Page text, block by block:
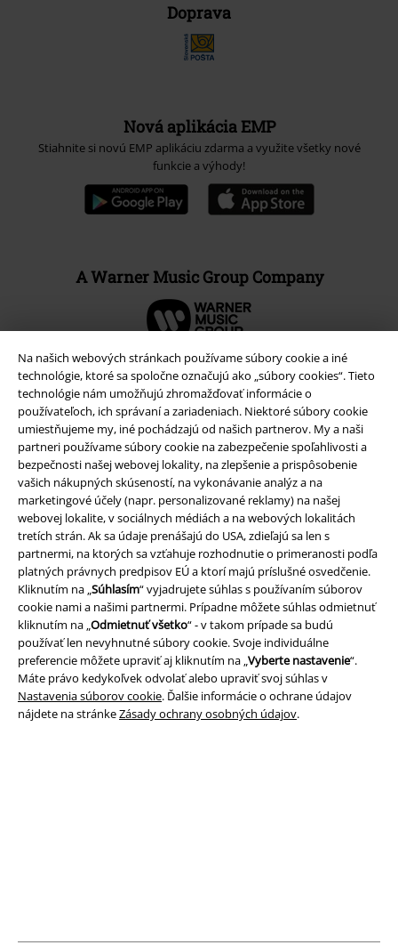
Na našich webových stránkach používame súbory cookie a iné
technológie, ktoré sa spoločne označujú ako „súbory cookies“. Tieto
technológie nám umožňujú zhromažďovať informácie o
používateľoch, ich správaní a zariadeniach. Niektoré súbory cookie
umiestňujeme my, iné pochádzajú od našich partnerov. My a naši
partneri používame súbory cookie na zabezpečenie spoľahlivosti a
bezpečnosti našej webovej lokality, na zlepšenie a prispôsobenie
vašich nákupných skúseností, na vykonávanie analýz a na
marketingové účely (napr. personalizované reklamy) na našej
webovej lokalite, v sociálnych médiách a na webových lokalitách
tretích strán. Ak sa údaje prenášajú do USA, zdieľajú sa len s
partnermi, na ktorých sa vzťahuje rozhodnutie o primeranosti podľa
platných právnych predpisov EÚ a ktorí majú príslušné osvedčenie.
Kliknutím na „Súhlasím“ vyjadrujete súhlas s používaním súborov
cookie nami a našimi partnermi. Prípadne môžete súhlas odmietnuť
kliknutím na „Odmietnuť všetko“ - v takom prípade sa budú
používať len nevyhnutné súbory cookie. Svoje individuálne
preferencie môžete upraviť aj kliknutím na „Vyberte nastavenie“.
Máte právo kedykoľvek odvolať alebo upraviť svoj súhlas v
Nastavenia súborov cookie. Ďalšie informácie o ochrane údajov
nájdete na stránkeZásady ochrany osobných údajov.
Doprava
Nová aplikácia EMP
Stiahnite si novú EMP aplikáciu zdarma a využite všetky nové
funkcie a výhody!
A Warner Music Group Company
Právne informácie
Podmienky
Imprint
Ochrana osobných údajov
Likvidácia odpadu a ochrana životného prostredia
Vyhlásenie o zhode